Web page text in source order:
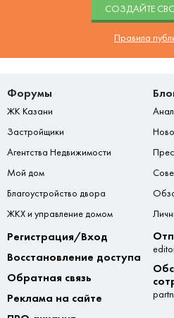
CОЗДАЙТЕ
Правила
Форумы
ЖК Казани
Застройщики
Агентства Недвижимости
Мой дом
Благоустройство двора
ЖКХ и управление домом
Регистрация/Вход
Восстановление доступа
Обратная связь
Реклама на сайте